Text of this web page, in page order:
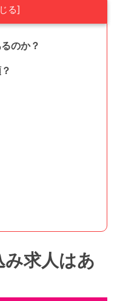
のか？
求人はあ